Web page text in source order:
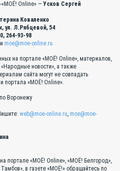
«МОЁ! Online» — Усков Сергей
Коваленко
ул. Л.Рябцевой, 54
264-93-98
и moe@moe-online.ru
на портале «МОЁ! Online», материалов,
новости», а также
сайта могут не совпадать
портала «МОЁ! Online».
Воронежу
web@moe-online.ru, moe@moe-
портале «МОЁ! Online», «МОЁ! Белгород»,
в газете «МОЁ!» обращайтесь по